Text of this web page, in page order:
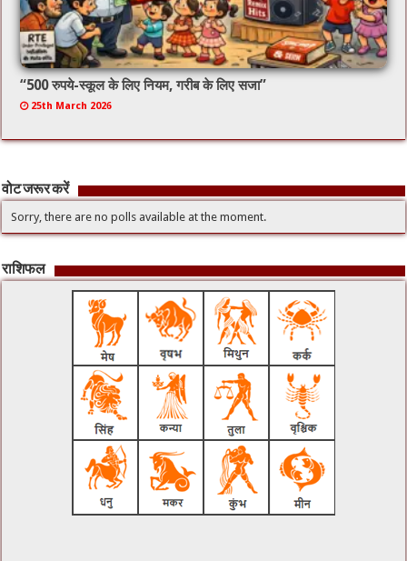
“500 रुपये-स्कूल के लिए नियम, गरीब के लिए सजा”
25th March 2026
वोट जरूर करें
Sorry, there are no polls available at the moment.
राशिफल